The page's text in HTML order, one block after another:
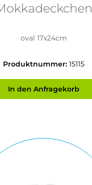
oval 17x24cm
Produktnummer: 15115
In den Anfragekorb